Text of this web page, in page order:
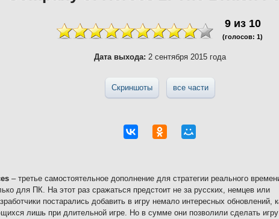
9из 10
(голосов: 1)
Дата выхода: 2 сентября 2015 года
Скриншоты все части
– третье самостоятельное дополнение для стратегии реального
для ПК. На этот раз сражаться предстоит не за русских, немцев или
постарались добавить в игру немало интересных обновлений,
лишь при длительной игре. Но в сумме они позволили сделать игру